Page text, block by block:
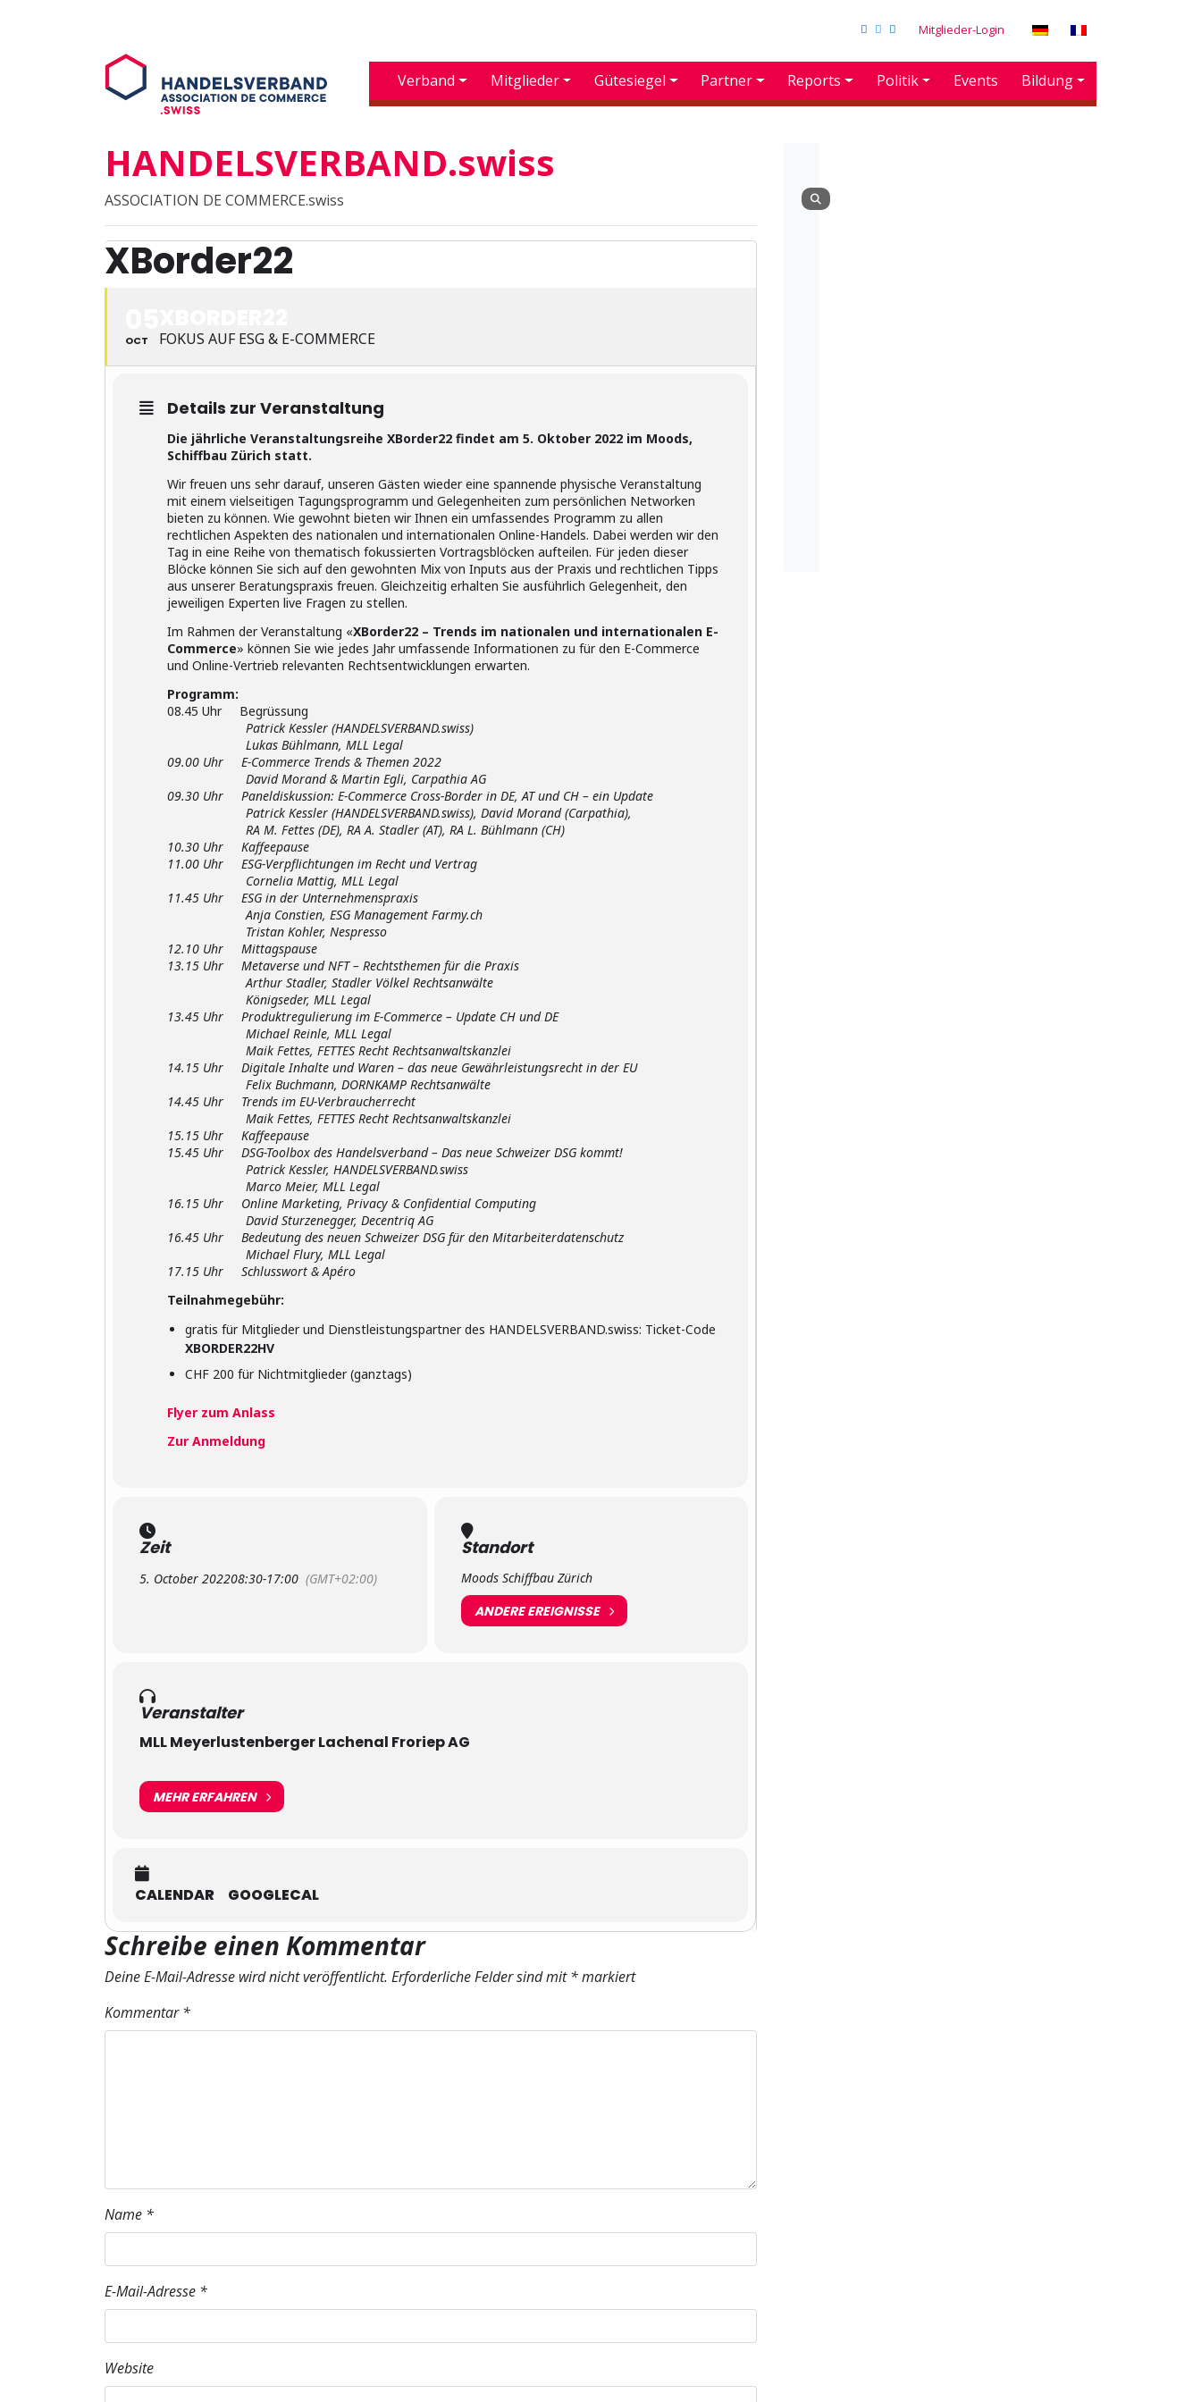
Mitglieder-Login
Verband Mitglieder Gütesiegel Partner Reports Politik Events Bildung
HANDELSVERBAND.swiss
ASSOCIATION DE COMMERCE.swiss
XBorder22
OCT FOKUS AUF ESG & E-COMMERCE
Details zur Veranstaltung
Die jährliche Veranstaltungsreihe XBorder22 findet am 5. Oktober 2022 im Moods,
Schiffbau Zürich statt.
Wir freuen uns sehr darauf, unseren Gästen wieder eine spannende physische Veranstaltung
mit einem vielseitigen Tagungsprogramm und Gelegenheiten zum persönlichen Networken
bieten zu können. Wie gewohnt bieten wir Ihnen ein umfassendes Programm zu allen
rechtlichen Aspekten des nationalen und internationalen Online-Handels. Dabei werden wir den
Tag in eine Reihe von thematisch fokussierten Vortragsblöcken aufteilen. Für jeden dieser
Blöcke können Sie sich auf den gewohnten Mix von Inputs aus der Praxis und rechtlichen Tipps
aus unserer Beratungspraxis freuen. Gleichzeitig erhalten Sie ausführlich Gelegenheit, den
jeweiligen Experten live Fragen zu stellen.
Im Rahmen der Veranstaltung «XBorder22 – Trends im nationalen und internationalen E-
Commerce» können Sie wie jedes Jahr umfassende Informationen zu für den E-Commerce
und Online-Vertrieb relevanten Rechtsentwicklungen erwarten.
Programm:
08.45 Uhr Begrüssung
Patrick Kessler (HANDELSVERBAND.swiss)
Lukas Bühlmann, MLL Legal
09.00 Uhr E-Commerce Trends & Themen 2022
David Morand & Martin Egli, Carpathia AG
09.30 Uhr Paneldiskussion: E-Commerce Cross-Border in DE, AT und CH – ein Update
Patrick Kessler (HANDELSVERBAND.swiss), David Morand (Carpathia),
RA M. Fettes (DE), RA A. Stadler (AT), RA L. Bühlmann (CH)
10.30 Uhr Kaffeepause
11.00 Uhr ESG-Verpflichtungen im Recht und Vertrag
Cornelia Mattig, MLL Legal
11.45 Uhr ESG in der Unternehmenspraxis
Anja Constien, ESG Management Farmy.ch
Tristan Kohler, Nespresso
12.10 Uhr Mittagspause
13.15 Uhr Metaverse und NFT – Rechtsthemen für die Praxis
Arthur Stadler, Stadler Völkel Rechtsanwälte
Königseder, MLL Legal
13.45 Uhr Produktregulierung im E-Commerce – Update CH und DE
Michael Reinle, MLL Legal
Maik Fettes, FETTES Recht Rechtsanwaltskanzlei
14.15 Uhr Digitale Inhalte und Waren – das neue Gewährleistungsrecht in der EU
Felix Buchmann, DORNKAMP Rechtsanwälte
14.45 Uhr Trends im EU-Verbraucherrecht
Maik Fettes, FETTES Recht Rechtsanwaltskanzlei
15.15 Uhr Kaffeepause
15.45 Uhr DSG-Toolbox des Handelsverband – Das neue Schweizer DSG kommt!
Patrick Kessler, HANDELSVERBAND.swiss
Marco Meier, MLL Legal
16.15 Uhr Online Marketing, Privacy & Confidential Computing
David Sturzenegger, Decentriq AG
16.45 Uhr Bedeutung des neuen Schweizer DSG für den Mitarbeiterdatenschutz
Michael Flury, MLL Legal
17.15 Uhr Schlusswort & Apéro
Teilnahmegebühr:
gratis für Mitglieder und Dienstleistungspartner des HANDELSVERBAND.swiss: Ticket-Code
XBORDER22HV
CHF 200 für Nichtmitglieder (ganztags)
Flyer zum Anlass
Zur Anmeldung
Zeit
5. October 202208:30-17:00 (GMT+02:00)
Standort
Moods Schiffbau Zürich
ANDERE EREIGNISSE
Veranstalter
MLL Meyerlustenberger Lachenal Froriep AG
MEHR ERFAHREN
CALENDAR GOOGLECAL
Schreibe einen Kommentar
Deine E-Mail-Adresse wird nicht veröffentlicht. Erforderliche Felder sind mit*markiert
Kommentar*
Name *
E-Mail-Adresse *
Website